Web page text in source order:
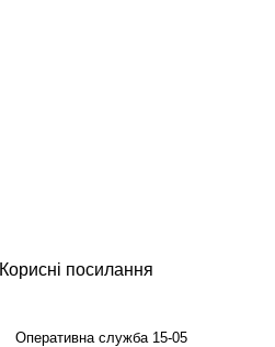
Корисні посилання
Оперативна служба 15-05